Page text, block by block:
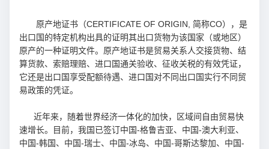
原产地证书（CERTIFICATE OF ORIGIN, 简称CO），是
出口国的特定机构出具的证明其出口货物为该国家（或地区）
原产的一种证明文件。原产地证书是贸易关系人交接货物、结
算货款、索赔理赔、进口国通关验收、征收关税的有效凭证，
它还是出口国享受配额待遇、进口国对不同出口国实行不同贸
易政策的凭证。
近年来，随着世界经济一体化的加快，区域间自由贸易快
速增长。目前，我国已签订中国-格鲁吉亚、中国-澳大利亚、
中国-韩国、中国-瑞士、中国-冰岛、中国-哥斯达黎加、中国-